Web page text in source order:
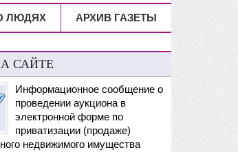
ЛЮДЯХ АРХИВ ГАЗЕТЫ
САЙТЕ
Информационное сообщение о
проведении аукциона в
электронной форме по
приватизации (продаже)
недвижимого имущества